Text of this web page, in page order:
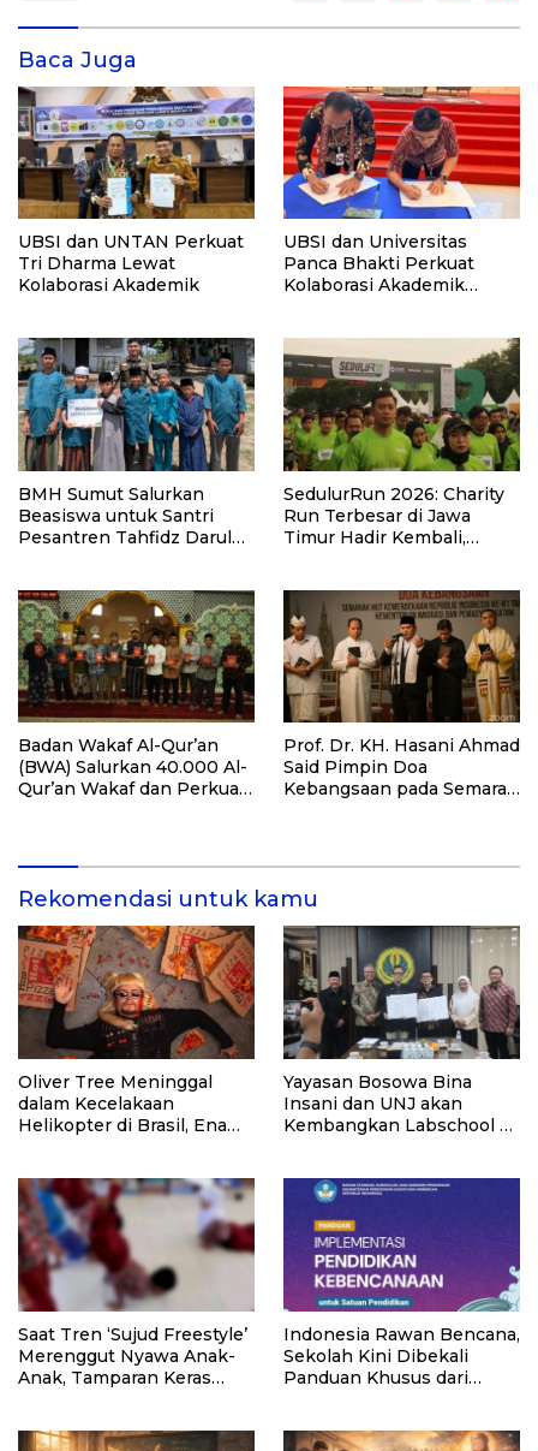
Baca Juga
UBSI dan UNTAN Perkuat
Tri Dharma Lewat
Kolaborasi Akademik
UBSI dan Universitas
Panca Bhakti Perkuat
Kolaborasi Akademik
BMH Sumut Salurkan
Beasiswa untuk Santri
Pesantren Tahfidz Darul
SedulurRun 2026: Charity
Run Terbesar di Jawa
Timur Hadir Kembali,
Santri dan Guru Honorer
Badan Wakaf Al-Qur’an
(BWA) Salurkan 40.000 Al-
Qur’an Wakaf dan Perkuat
Prof. Dr. KH. Hasani Ahmad
Said Pimpin Doa
Kebangsaan pada Semarak
Rekomendasi untuk kamu
Oliver Tree Meninggal
dalam Kecelakaan
Helikopter di Brasil, Enam
Yayasan Bosowa Bina
Insani dan UNJ akan
Kembangkan Labschool di
Saat Tren ‘Sujud Freestyle’
Merenggut Nyawa Anak-
Anak, Tamparan Keras
Indonesia Rawan Bencana,
Sekolah Kini Dibekali
Panduan Khusus dari